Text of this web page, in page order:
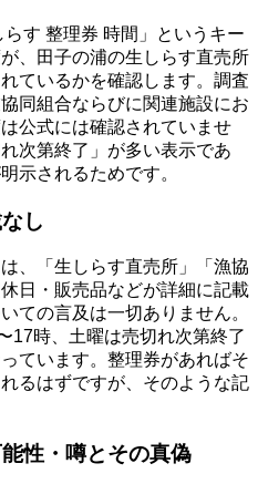
す 整理券 時間」というキー
、田子の浦の生しらす直売所
ているかを確認します。調査
同組合ならびに関連施設にお
公式には確認されていませ
次第終了」が多い表示であ
示されるためです。
し
、「生しらす直売所」「漁協
日・販売品などが詳細に記載
ての言及は一切ありません。
17時、土曜は売切れ次第終了
ています。整理券があればそ
るはずですが、そのような記
性・噂とその真偽